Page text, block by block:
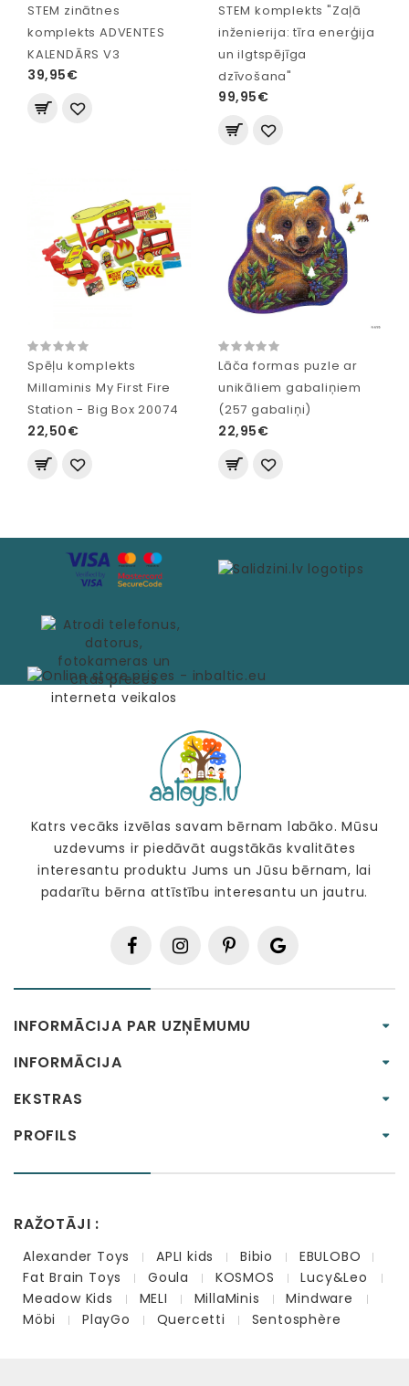
STEM zinātnes
komplekts ADVENTES
KALENDĀRS V3
39,95€
STEM komplekts "Zaļā
inženierija: tīra enerģija
un ilgtspējīga
dzīvošana"
99,95€
Spēļu komplekts
Millaminis My First Fire
Station - Big Box 20074
22,50€
Lāča formas puzle ar
unikāliem gabaliņiem
(257 gabaliņi)
22,95€
Katrs vecāks izvēlas savam bērnam labāko. Mūsu
uzdevums ir piedāvāt augstākās kvalitātes
interesantu produktu Jums un Jūsu bērnam, lai
padarītu bērna attīstību interesantu un jautru.
INFORMĀCIJA PAR UZŅĒMUMU
INFORMĀCIJA
EKSTRAS
PROFILS
RAŽOTĀJI :
Alexander Toys APLI kids Bibio
EBULOBO
Fat Brain Toys
Goula KOSMOS
Lucy&Leo
Meadow Kids
MELI MillaMinis
Mindware
Möbi
PlayGo Quercetti Sentosphère